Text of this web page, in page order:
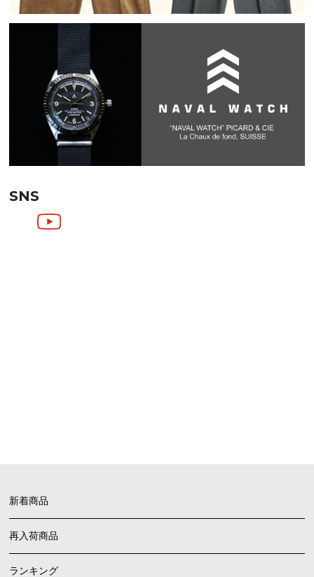
SNS
新着商品
再入荷商品
ランキング